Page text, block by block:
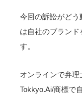
今回の訴訟がど
は自社のブランド
す。
オンラインで弁
Tokkyo.Ai/商標で